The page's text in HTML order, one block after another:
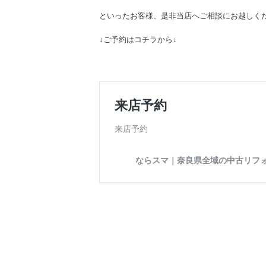
といったお客様、是非当店へご相談にお越しく
↓ご予約はコチラから↓